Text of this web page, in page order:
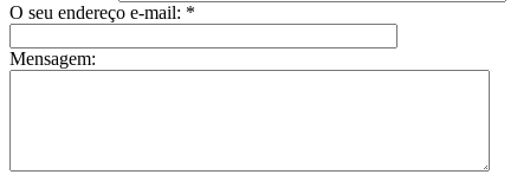
O seu endereço e-mail: *
Mensagem: